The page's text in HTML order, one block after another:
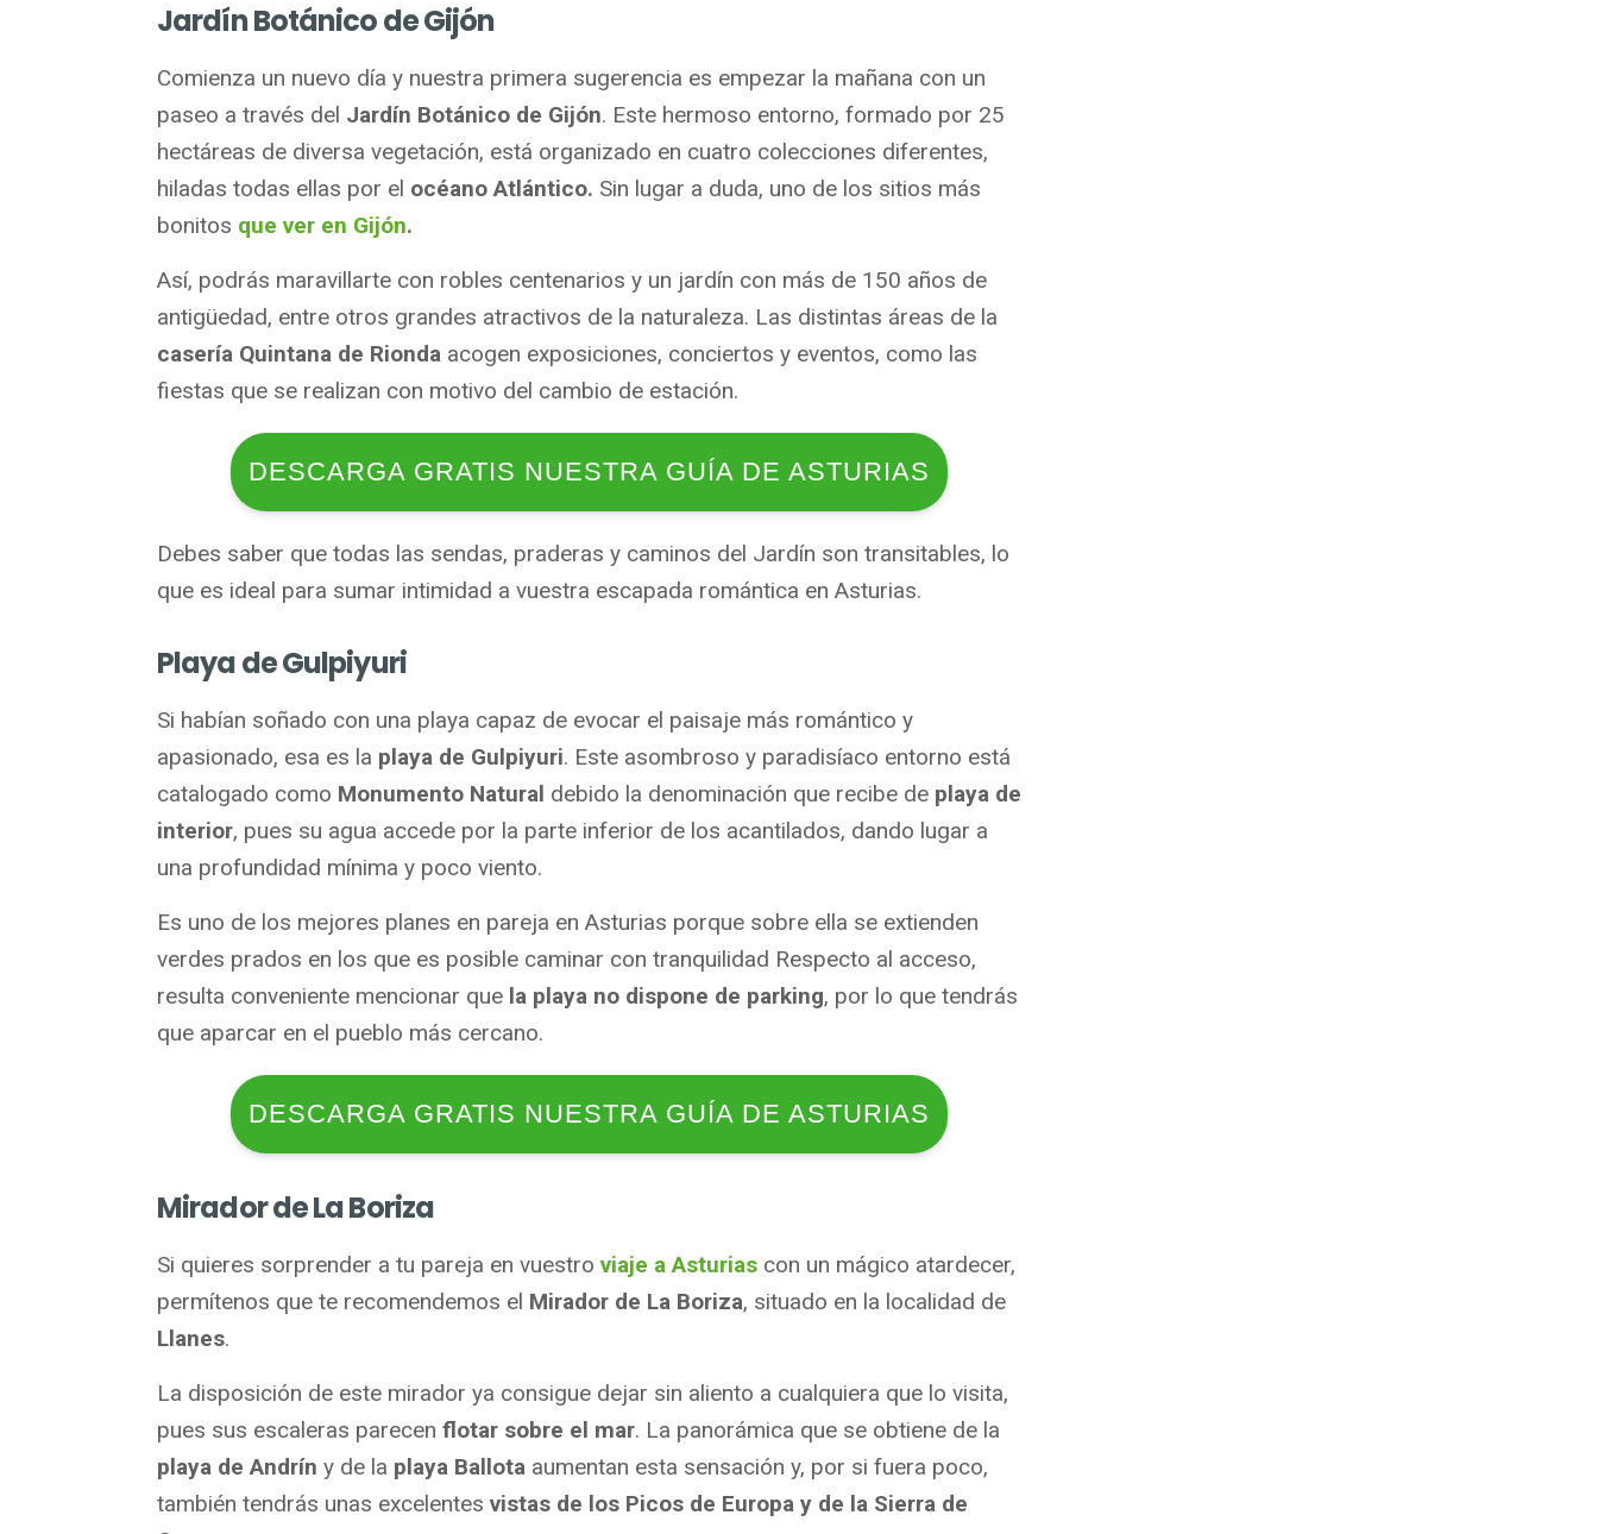
Jardín Botánico de Gijón
Comienza un nuevo día y nuestra primera sugerencia es empezar la mañana con un
paseo a través del Jardín Botánico de Gijón. Este hermoso entorno, formado por 25
hectáreas de diversa vegetación, está organizado en cuatro colecciones diferentes,
hiladas todas ellas por el océano Atlántico. Sin lugar a duda, uno de los sitios más
bonitos que ver en Gijón.
Así, podrás maravillarte con robles centenarios y un jardín con más de 150 años de
antigüedad, entre otros grandes atractivos de la naturaleza. Las distintas áreas de la
casería Quintana de Rionda acogen exposiciones, conciertos y eventos, como las
fiestas que se realizan con motivo del cambio de estación.
DESCARGA GRATIS NUESTRA GUÍA DE ASTURIAS
Debes saber que todas las sendas, praderas y caminos del Jardín son transitables, lo
que es ideal para sumar intimidad a vuestra escapada romántica en Asturias.
Playa de Gulpiyuri
Si habían soñado con una playa capaz de evocar el paisaje más romántico y
apasionado, esa es la playa de Gulpiyuri. Este asombroso y paradisíaco entorno está
catalogado como Monumento Natural debido la denominación que recibe de playa de
interior, pues su agua accede por la parte inferior de los acantilados, dando lugar a
una profundidad mínima y poco viento.
Es uno de los mejores planes en pareja en Asturias porque sobre ella se extienden
verdes prados en los que es posible caminar con tranquilidad Respecto al acceso,
resulta conveniente mencionar que la playa no dispone de parking, por lo que tendrás
que aparcar en el pueblo más cercano.
DESCARGA GRATIS NUESTRA GUÍA DE ASTURIAS
Mirador de La Boriza
Si quieres sorprender a tu pareja en vuestro viaje a Asturias con un mágico atardecer,
permítenos que te recomendemos el Mirador de La Boriza, situado en la localidad de
Llanes.
La disposición de este mirador ya consigue dejar sin aliento a cualquiera que lo visita,
pues sus escaleras parecen flotar sobre el mar. La panorámica que se obtiene de la
playa de Andrín y de la playa Ballota aumentan esta sensación y, por si fuera poco,
también tendrás unas excelentes vistas de los Picos de Europa y de la Sierra de